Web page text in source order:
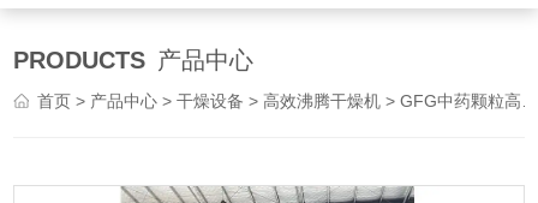
PRODUCTS 产品中心
首页 > 产品中心 >干燥设备 >高效沸腾干燥机 > GFG中药颗粒高效沸腾干燥机